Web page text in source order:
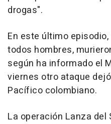
drogas".
En este último
todos hombres,
según ha informado el
viernes otro ataque
Pacífico colombiano.
La operación Lanza del